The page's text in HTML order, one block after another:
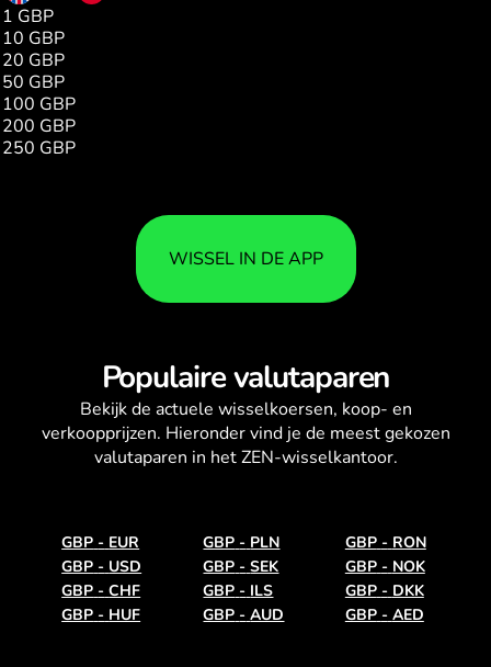
1 GBP
10 GBP
20 GBP
50 GBP
100 GBP
200 GBP
250 GBP
WISSEL IN DE APP
Populaire valutaparen
Bekijk de actuele wisselkoersen, koop- en
verkoopprijzen. Hieronder vind je de meest gekozen
valutaparen in het ZEN-wisselkantoor.
GBP - EUR GBP - PLN GBP - RON
GBP - USD GBP - SEK GBP - NOK
GBP - CHF GBP - ILS GBP - DKK
GBP - HUF GBP - AUD GBP - AED